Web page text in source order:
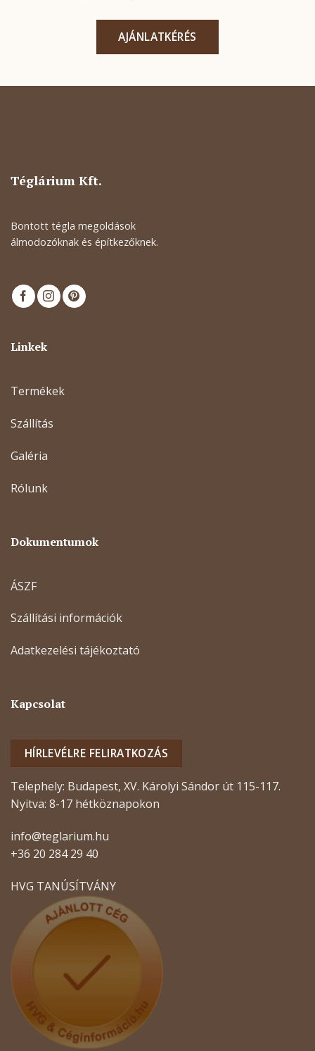
AJÁNLATKÉRÉS
Téglárium Kft.
Bontott tégla megoldások
álmodozóknak és építkezőknek.
Linkek
Termékek
Szállítás
Galéria
Rólunk
Dokumentumok
ÁSZF
Szállítási információk
Adatkezelési tájékoztató
Kapcsolat
HÍRLEVÉLRE FELIRATKOZÁS
Telephely: Budapest, XV. Károlyi Sándor út 115-117.
Nyitva: 8-17 hétköznapokon
info@teglarium.hu
+36 20 284 29 40
HVG TANÚSÍTVÁNY